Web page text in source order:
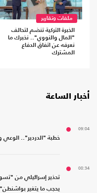
ملفات وتقارير
الخبرة التركية تنضم لتحالف
"المال والنووي".. نخبرك ما
نعرفه عن اتفاق الدفاع
المشترك
أخبار الساعة
09:04
خطبة "الدردير".. الوعي
08:34
تحذير إسرائيلي من
يحجب ما يتغير بواشنطن"